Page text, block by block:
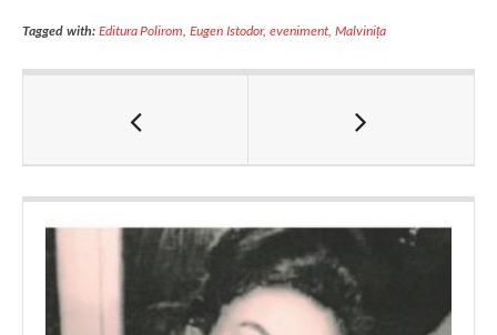
Tagged with: Editura Polirom,Eugen Istodor, eveniment, Malvinița